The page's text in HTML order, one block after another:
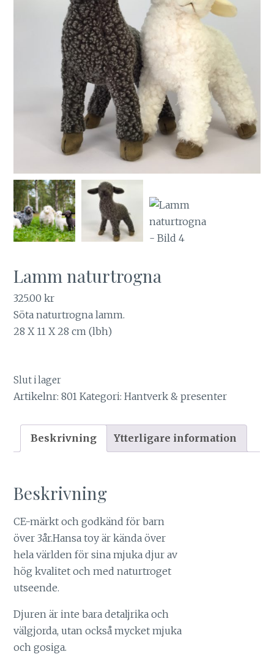
Lamm naturtrogna
325.00kr
Söta naturtrogna lamm.
28 X 11 X 28 cm (lbh)
Slut i lager
Artikelnr:801 Kategori:Hantverk & presenter
Beskrivning Ytterligare information
Beskrivning
CE-märkt och godkänd för barn
över 3år.Hansa toy är kända över
hela världen för sina mjuka djur av
hög kvalitet och med naturtroget
utseende.
Djuren är inte bara detaljrika och
välgjorda, utan också mycket mjuka
och gosiga.